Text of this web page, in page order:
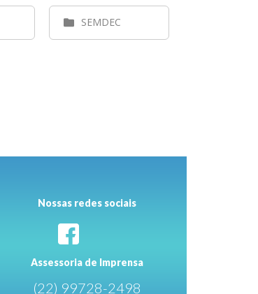
SEMDEC
Nossas redes sociais
Assessoria de Imprensa
(22) 99728-2498